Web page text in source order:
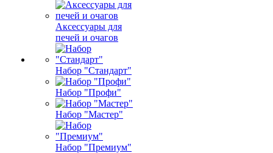
Аксессуары для
печей и очагов
Набор "Стандарт"
Набор "Профи"
Набор "Мастер"
Набор "Премиум"